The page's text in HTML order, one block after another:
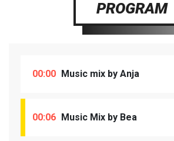
PROGRAM
00:00 Music mix by Anja
00:06 Music Mix by Bea